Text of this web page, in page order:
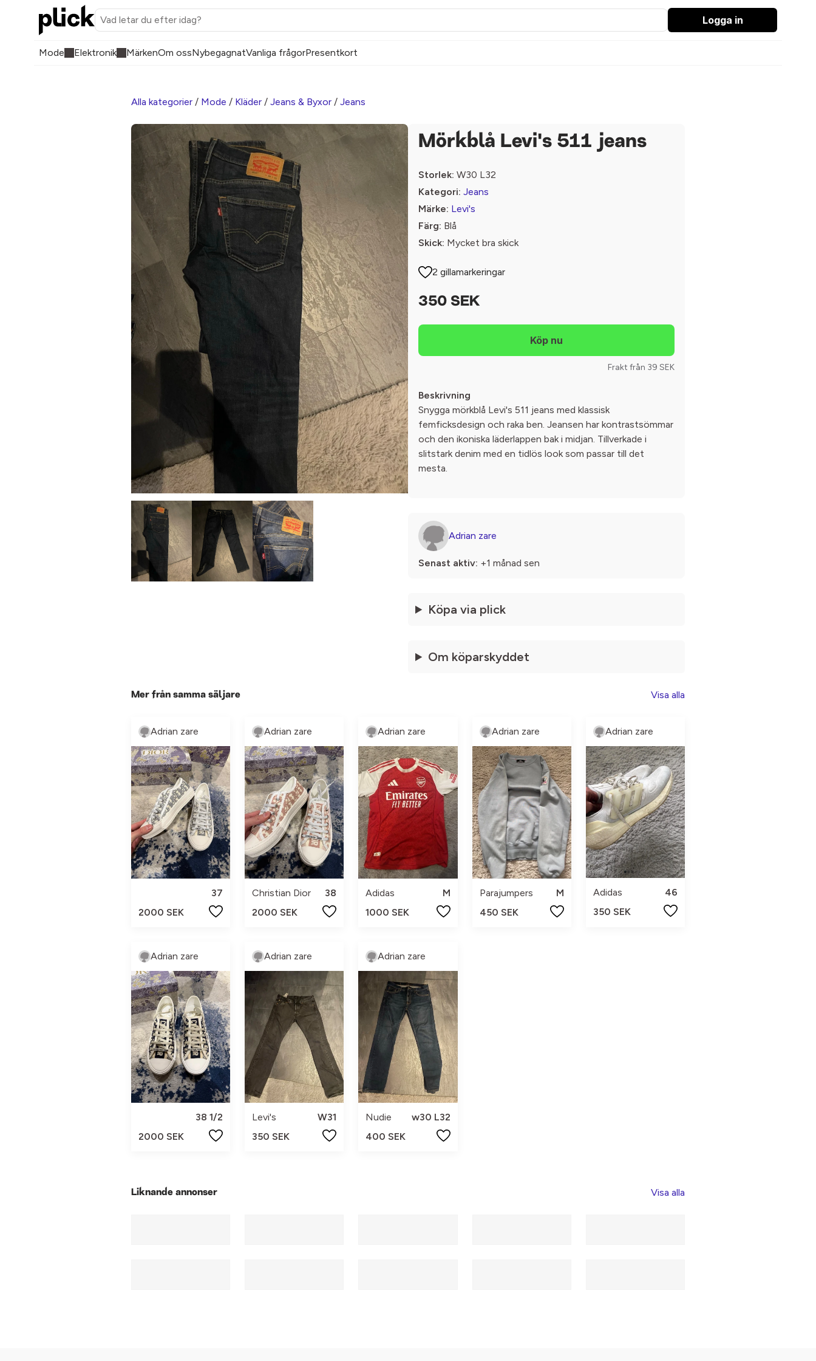
Logga in
Mode Elektronik MärkenOm ossNybegagnatVanliga frågorPresentkort
Alla kategorier / Mode / Kläder / Jeans & Byxor / Jeans
Mörkblå Levi's 511 jeans
Storlek: W30 L32
Kategori: Jeans
Märke: Levi's
Färg: Blå
Skick: Mycket bra skick
2 gillamarkeringar
350 SEK
Frakt från 39 SEK
Beskrivning
Snygga mörkblå Levi's 511 jeans med klassisk
femficksdesign och raka ben. Jeansen har kontrastsömmar
och den ikoniska läderlappen bak i midjan. Tillverkade i
slitstark denim med en tidlös look som passar till det
mesta.
Adrian zare
Senast aktiv: +1 månad sen
Köpa via plick
Om köparskyddet
Mer från samma säljare Visa alla
Adrian zare
37
2000 SEK
Adrian zare
Christian Dior
38
2000 SEK
Adrian zare
Adidas
M
1000 SEK
Adrian zare
Parajumpers
M
450 SEK
Adrian zare
Adidas
46
350 SEK
Adrian zare
38 1/2
2000 SEK
Adrian zare
Levi's
W31
350 SEK
Adrian zare
Nudie
w30 L32
400 SEK
Liknande annonser Visa alla